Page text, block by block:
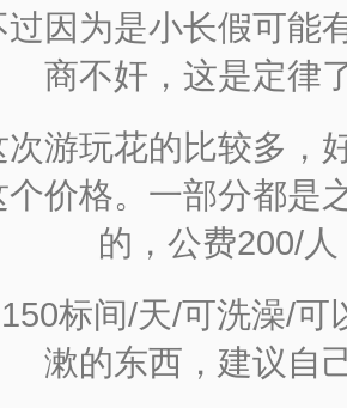
过因为是小长假可能
商不奸，这是定律
次游玩花的比较多，
个价格。一部分都是
的，公费200/人
标间/天/可洗澡/可
漱的东西，建议自